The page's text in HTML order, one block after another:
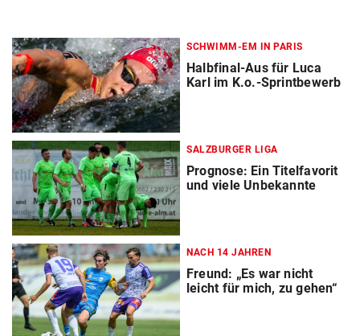
SCHWIMM-EM IN PARIS
Halbfinal-Aus für Luca
Karl im K.o.-Sprintbewerb
SALZBURGER LIGA
Prognose: Ein Titelfavorit
und viele Unbekannte
NACH 14 JAHREN
Freund: „Es war nicht
leicht für mich, zu gehen“